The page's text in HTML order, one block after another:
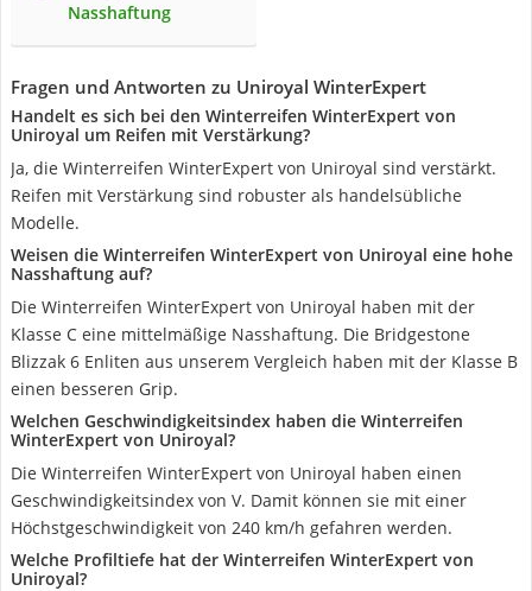
Nasshaftung
Fragen und Antworten zu Uniroyal WinterExpert
Handelt es sich bei den Winterreifen WinterExpert von
Uniroyal um Reifen mit Verstärkung?
Ja, die Winterreifen WinterExpert von Uniroyal sind verstärkt.
Reifen mit Verstärkung sind robuster als handelsübliche
Modelle.
Weisen die Winterreifen WinterExpert von Uniroyal eine hohe
Nasshaftung auf?
Die Winterreifen WinterExpert von Uniroyal haben mit der
Klasse C eine mittelmäßige Nasshaftung. Die Bridgestone
Blizzak 6 Enliten aus unserem Vergleich haben mit der Klasse B
einen besseren Grip.
Welchen Geschwindigkeitsindex haben die Winterreifen
WinterExpert von Uniroyal?
Die Winterreifen WinterExpert von Uniroyal haben einen
Geschwindigkeitsindex von V. Damit können sie mit einer
Höchstgeschwindigkeit von 240 km/h gefahren werden.
Welche Profiltiefe hat der Winterreifen WinterExpert von
Uniroyal?